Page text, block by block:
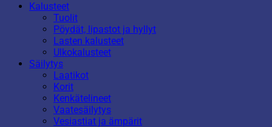
Kalusteet
Tuolit
Pöydät, lipastot ja hyllyt
Lasten kalusteet
Ulkokalusteet
Säilytys
Laatikot
Korit
Kenkätelineet
Vaatesäilytys
Vesiastiat ja ämpärit